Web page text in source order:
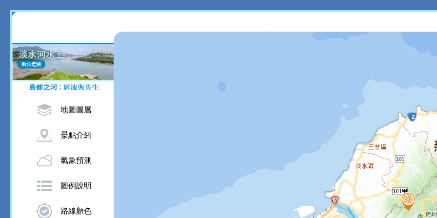
地圖圖層
景點介紹
氣象預測
圖例說明
路線顏色